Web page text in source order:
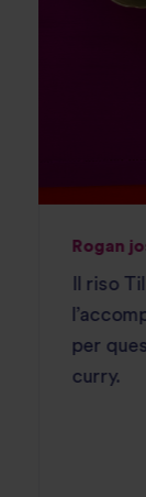
Rogan
Il riso
per
curry.